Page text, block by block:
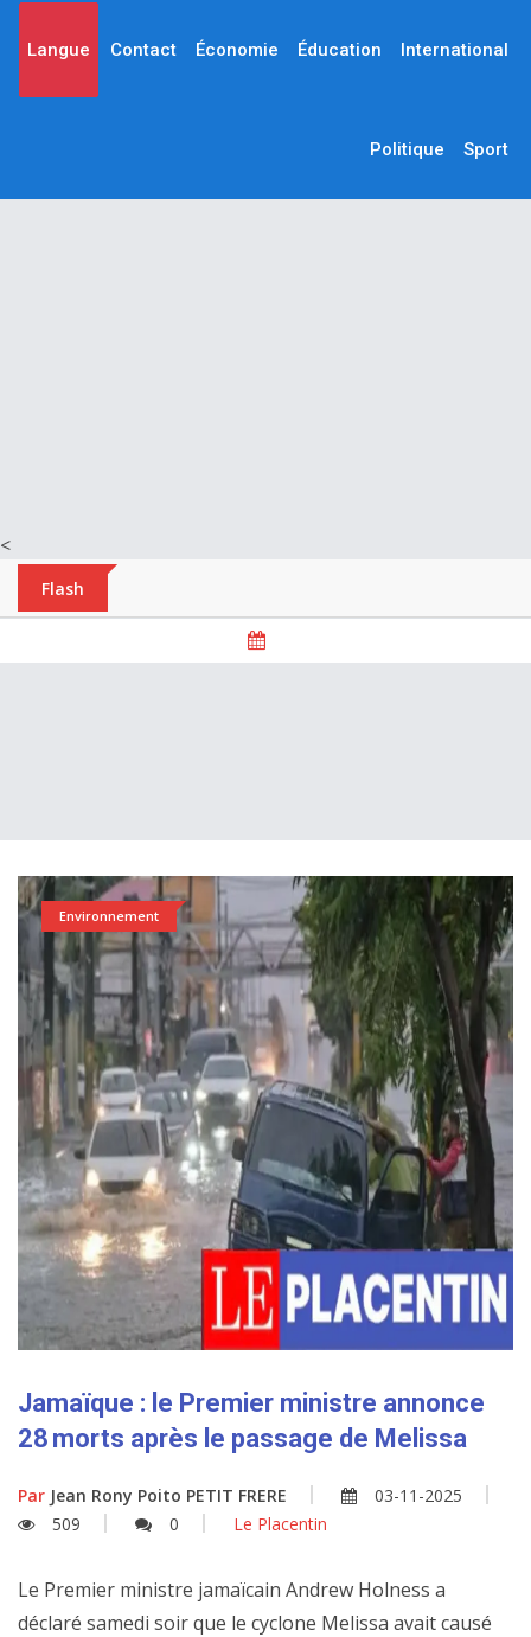
<
Langue Contact Économie Éducation International
Politique Sport
Flash
Environnement
Jamaïque : le Premier ministre annonce
28 morts après le passage de Melissa
Par Jean Rony Poito PETIT FRERE
03-11-2025
509
0 Le Placentin
Le Premier ministre jamaïcain Andrew Holness a
déclaré samedi soir que le cyclone Melissa avait causé